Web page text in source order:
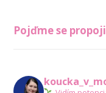
Pojďme se